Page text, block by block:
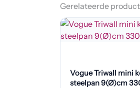
Gerelateerde
Vogue Triwall mini
steelpan 9(Ø)cm